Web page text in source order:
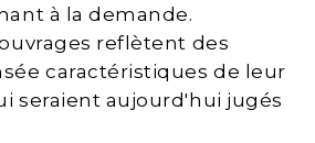
à la demande.
reflètent des
caractéristiques de leur
seraient aujourd'hui jugés